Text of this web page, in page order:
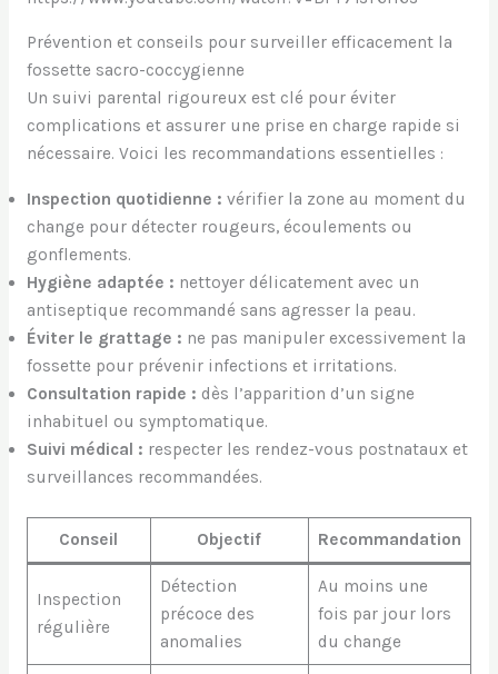
Prévention et conseils pour surveiller efficacement la
fossette sacro-coccygienne
Un suivi parental rigoureux est clé pour éviter
complications et assurer une prise en charge rapide si
nécessaire. Voici les recommandations essentielles :
Inspection quotidienne : vérifier la zone au moment du
change pour détecter rougeurs, écoulements ou
gonflements.
Hygiène adaptée : nettoyer délicatement avec un
antiseptique recommandé sans agresser la peau.
Éviter le grattage : ne pas manipuler excessivement la
fossette pour prévenir infections et irritations.
Consultation rapide : dès l’apparition d’un signe
inhabituel ou symptomatique.
Suivi médical : respecter les rendez-vous postnataux et
surveillances recommandées.
Conseil Objectif Recommandation
Inspection
régulière
Détection
précoce des
anomalies
Au moins une
fois par jour lors
du change